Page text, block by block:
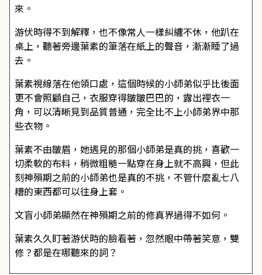
來。
游伏時得不到解釋，也不像常人一樣糾纏不休，他趴在
桌上，聽著旁邊葉素的筆落在紙上的聲音，漸漸睡了過
去。
葉素視線落在他領口處，這個時候的小師弟似乎比後面
更不會照顧自己，衣服穿得皺皺巴巴的，露出裡衣一
角，可以清晰見到品質普通，完全比不上小師弟界中那
些衣物。
葉素不由皺眉，她遇見的那個小師弟是真的挑，喜歡一
切柔軟的布料，稍微粗糙一點穿在身上就不高興，但此
刻神殞期之前的小師弟也是真的不挑，不管什麼亂七八
糟的東西都可以往身上套。
文盲小師弟顯然在神殞期之前的修真界過得不如何。
葉素久久盯著游伏時的臉看著，忽然眼中帶著笑意，雙
修？都是在哪聽來的詞？